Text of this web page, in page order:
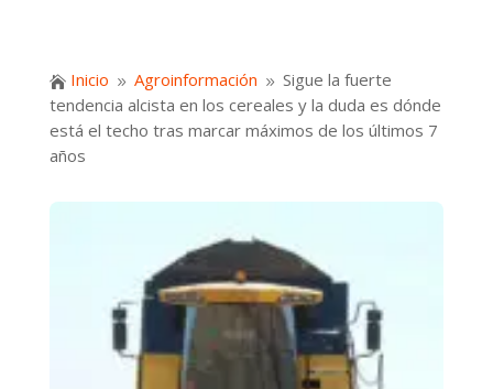
 Inicio 9 Agroinformación 9 Sigue la fuerte
tendencia alcista en los cereales y la duda es dónde
está el techo tras marcar máximos de los últimos 7
años